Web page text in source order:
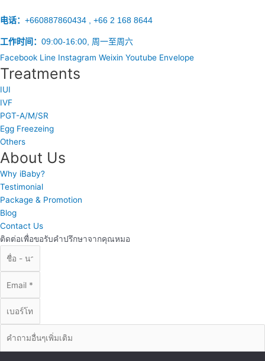
电话： +660887860434 , +66 2 168 8644
工作时间： 09:00-16:00, 周一至周六
Facebook Line Instagram Weixin Youtube Envelope
Treatments
IUI
IVF
PGT-A/M/SR
Egg Freezeing
Others
About Us
Why iBaby?
Testimonial
Package & Promotion
Blog
Contact Us
ติดต่อเพื่อขอรับคำปรึกษาจากคุณหมอ